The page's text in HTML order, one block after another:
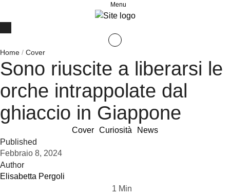
Menu
Home / Cover
Sono riuscite a liberarsi le
orche intrappolate dal
ghiaccio in Giappone
Cover Curiosità
News
Published
Febbraio 8, 2024
Author
Elisabetta Pergoli
1 Min